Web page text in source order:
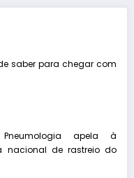
saber para chegar com
apela à
nacional de rastreio do